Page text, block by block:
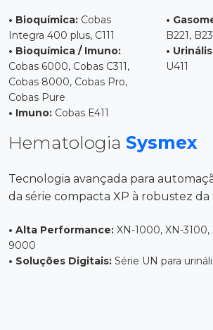
• Bioquímica: Cobas
Integra 400 plus, C111
• Bioquímica / Imuno:
Cobas 6000, Cobas C311,
Cobas 8000, Cobas Pro,
Cobas Pure
• Imuno: Cobas E411
•
B221,
•
U411
Hematologia Sysmex
Tecnologia avançada para
da série compacta XP à robustez da
• Alta Performance: XN-1000, XN-
9000
• Soluções Digitais: Série UN para